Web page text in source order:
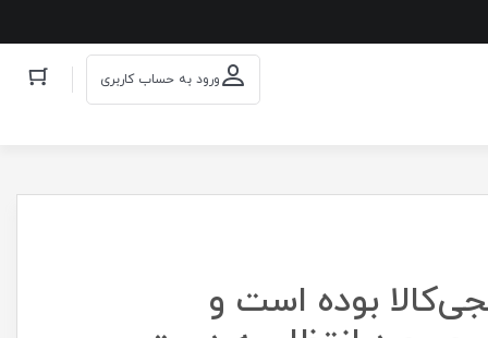
ورود به حساب کاربری
بوده است و